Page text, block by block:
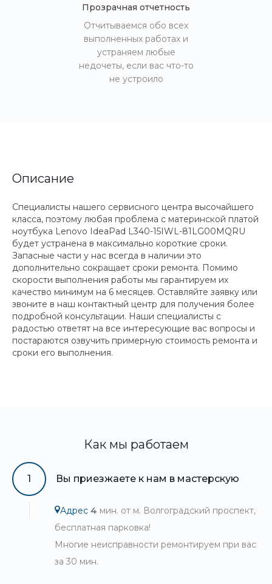
Прозрачная отчетность
Отчитываемся обо всех
выполненных работах и
устраняем любые
недочеты, если вас что-то
не устроило
Описание
Специалисты нашего сервисного центра высочайшего
класса, поэтому любая проблема с материнской платой
ноутбука Lenovo IdeaPad L340-15IWL-81LG00MQRU
будет устранена в максимально короткие сроки.
Запасные части у нас всегда в наличии это
дополнительно сокращает сроки ремонта. Помимо
скорости выполнения работы мы гарантируем их
качество минимум на 6 месяцев. Оставляйте заявку или
звоните в наш контактный центр для получения более
подробной консультации. Наши специалисты с
радостью ответят на все интересующие вас вопросы и
постараются озвучить примерную стоимость ремонта и
сроки его выполнения.
Как мы работаем
1 Вы приезжаете к нам в мастерскую
Адрес 4 мин. от м. Волгоградский проспект,
бесплатная парковка!
Многие неисправности ремонтируем при вас
за 30 мин.